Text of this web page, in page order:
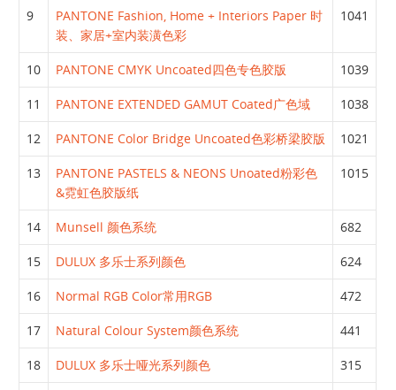
9
PANTONE Fashion, Home + Interiors Paper 时
装、家居+室内装潢色彩
1041
10 PANTONE CMYK Uncoated四色专色胶版 1039
11 PANTONE EXTENDED GAMUT Coated广色域 1038
12 PANTONE Color Bridge Uncoated色彩桥梁胶版 1021
13
PANTONE PASTELS & NEONS Unoated粉彩色
&霓虹色胶版纸
1015
14 Munsell 颜色系统 682
15 DULUX 多乐士系列颜色 624
16 Normal RGB Color常用RGB 472
17 Natural Colour System颜色系统 441
18 DULUX 多乐士哑光系列颜色 315